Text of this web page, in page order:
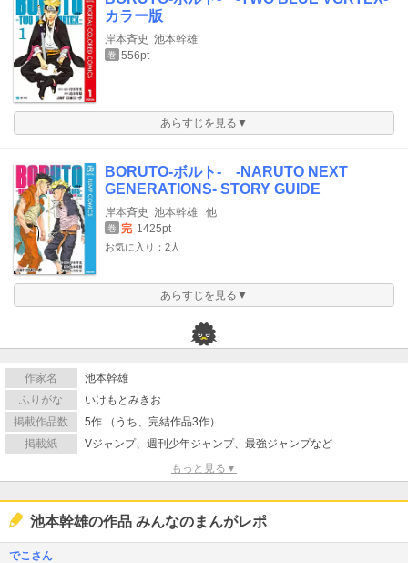
カラー版
岸本斉史 池本幹雄
巻 556pt
あらすじを見る▼
BORUTO-ボルト- -NARUTO NEXT
GENERATIONS- STORY GUIDE
岸本斉史 池本幹雄 他
巻 完 1425pt
お気に入り：2人
あらすじを見る▼
作家名
池本幹雄
ふりがな
いけもとみきお
掲載作品数
5作 （うち、完結作品3作）
掲載紙
Vジャンプ、週刊少年ジャンプ、最強ジャンプなど
もっと見る▼
池本幹雄の作品 みんなのまんがレポ
でこさん